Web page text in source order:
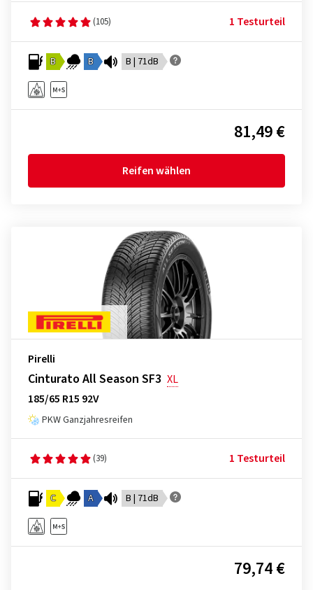
(105) 1 Testurteil
B B B | 71dB
81,49 €
Reifen wählen
Pirelli
Cinturato All Season SF3 XL
185/65 R15 92V
PKW Ganzjahresreifen
(39) 1 Testurteil
C A B | 71dB
79,74 €